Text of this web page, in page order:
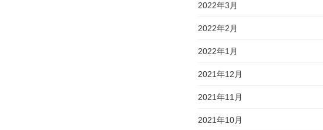
2022年3月
2022年2月
2022年1月
2021年12月
2021年11月
2021年10月